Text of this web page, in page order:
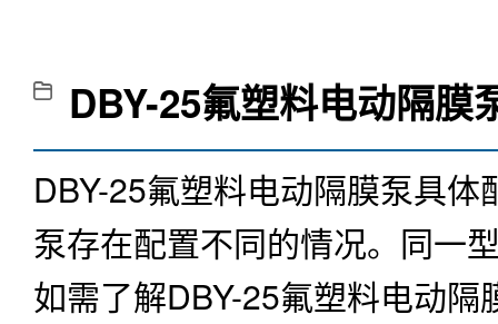
DBY-25氟塑料电动隔膜
DBY-25氟塑料电动隔膜泵具
泵存在配置不同的情况。同一
如需了解DBY-25氟塑料电动隔